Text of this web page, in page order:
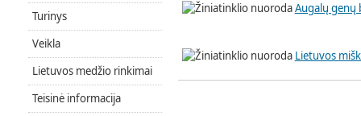
Augalų genų
Lietuvos
Turinys
Veikla
Lietuvos medžio rinkimai
Teisinė informacija